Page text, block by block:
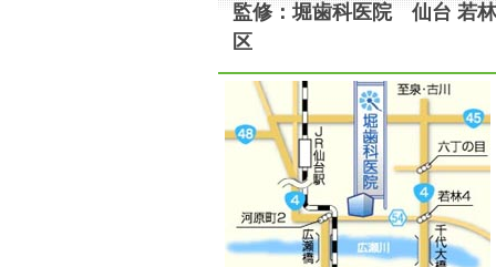
監修：堀歯科医院 仙台 若林
区